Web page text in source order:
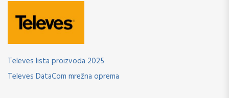
Televes lista proizvoda 2025
Televes DataCom mrežna oprema